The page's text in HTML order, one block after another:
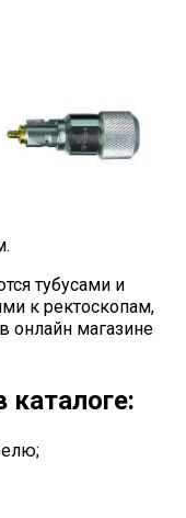
тубусами и
к ректоскопам,
онлайн магазине